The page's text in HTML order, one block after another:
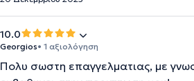
10.0
Georgios• 1 αξιολόγηση
Πολυ σωστη επαγγελματιας, με